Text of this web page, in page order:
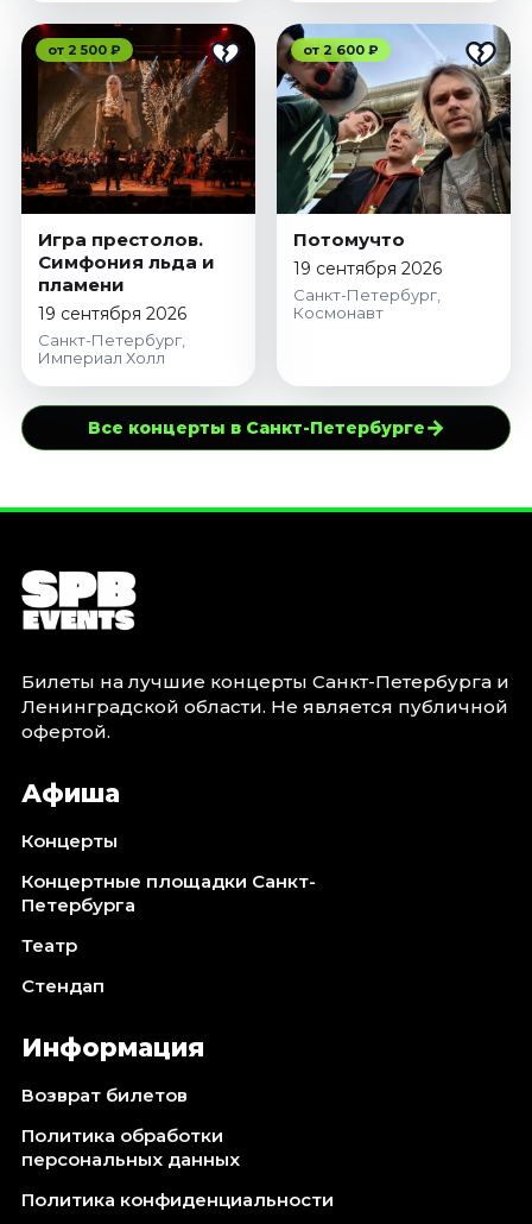
от 2 500 ₽
Игра престолов.
Симфония льда и
пламени
19 сентября 2026
Санкт-Петербург,
Империал Холл
от 2 600 ₽
Потомучто
19 сентября 2026
Санкт-Петербург,
Космонавт
Все концерты в Санкт-Петербурге→
Билеты на лучшие концерты Санкт-Петербурга и
Ленинградской области. Не является публичной
офертой.
Афиша
Концерты
Концертные площадки Санкт-
Петербурга
Театр
Стендап
Информация
Возврат билетов
Политика обработки
персональных данных
Политика конфиденциальности